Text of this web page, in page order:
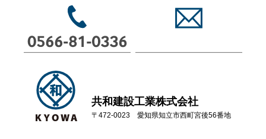
共和建設工業株式会社
〒472-0023 愛知県知立市西町宮後56番地